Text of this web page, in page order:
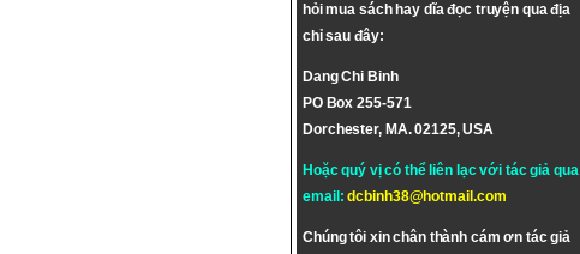
hỏi mua sách hay dĩa đọc truyện qua địa
chỉ sau đây:
Dang Chi Binh
PO Box 255-571
Dorchester, MA. 02125, USA
Hoặc quý vị có thể liên lạc với tác giả qua
email:dcbinh38@hotmail.com
Chúng tôi xin chân thành cám ơn tác giả